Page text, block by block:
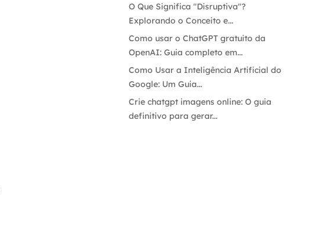
O Que Significa "Disruptiva"?
Explorando o Conceito e...
Como usar o ChatGPT gratuito da
OpenAI: Guia completo em...
Como Usar a Inteligência Artificial do
Google: Um Guia...
Crie chatgpt imagens online: O guia
definitivo para gerar...